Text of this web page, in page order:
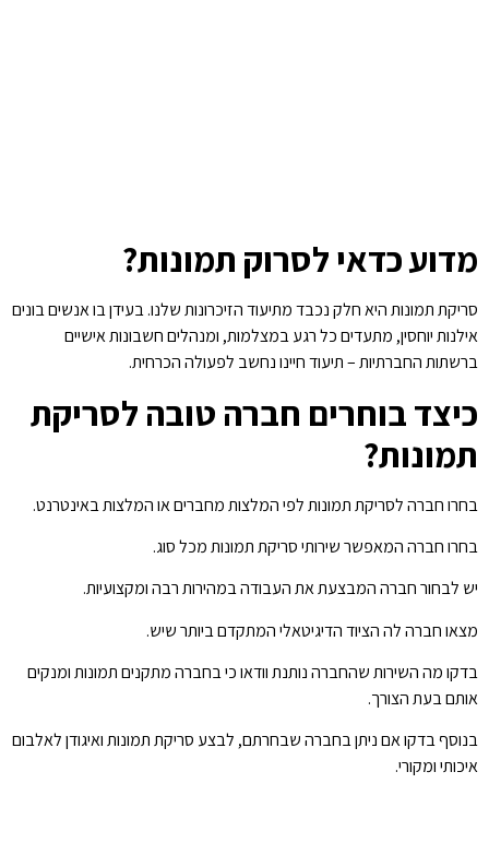
מדוע כדאי לסרוק תמונות?
סריקת תמונות היא חלק נכבד מתיעוד הזיכרונות שלנו. בעידן בו אנשים בונים
אילנות יוחסין, מתעדים כל רגע במצלמות, ומנהלים חשבונות אישיים
ברשתות החברתיות – תיעוד חיינו נחשב לפעולה הכרחית.
כיצד בוחרים חברה טובה לסריקת
תמונות?
בחרו חברה לסריקת תמונות לפי המלצות מחברים או המלצות באינטרנט.
בחרו חברה המאפשר שירותי סריקת תמונות מכל סוג.
יש לבחור חברה המבצעת את העבודה במהירות רבה ומקצועיות.
מצאו חברה לה הציוד הדיגיטאלי המתקדם ביותר שיש.
בדקו מה השירות שהחברה נותנת וודאו כי בחברה מתקנים תמונות ומנקים
אותם בעת הצורך.
בנוסף בדקו אם ניתן בחברה שבחרתם, לבצע סריקת תמונות ואיגודן לאלבום
איכותי ומקורי.